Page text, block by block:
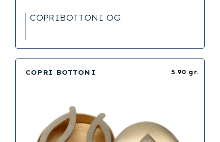
COPRIBOTTONI OG
5.90 gr.
COPRI BOTTONI